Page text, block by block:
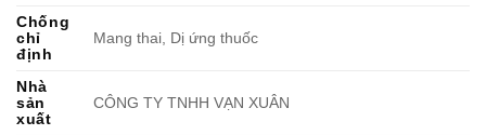
Chống
chỉ
định
Mang thai, Dị ứng thuốc
Nhà
sản
xuất
CÔNG TY TNHH VẠN XUÂN